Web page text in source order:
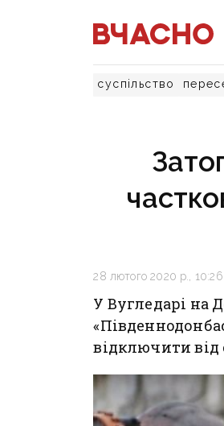
суспільство
28 лютого 2020 р., 10:26
У Вугледарі на
відключити від